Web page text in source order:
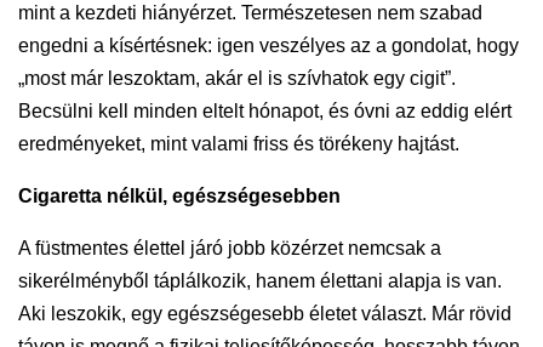
mint a kezdeti hiányérzet. Természetesen nem szabad
engedni a kísértésnek: igen veszélyes az a gondolat, hogy
„most már leszoktam, akár el is szívhatok egy cigit”.
Becsülni kell minden eltelt hónapot, és óvni az eddig elért
eredményeket, mint valami friss és törékeny hajtást.
Cigaretta nélkül, egészségesebben
A füstmentes élettel járó jobb közérzet nemcsak a
sikerélményből táplálkozik, hanem élettani alapja is van.
Aki leszokik, egy egészségesebb életet választ. Már rövid